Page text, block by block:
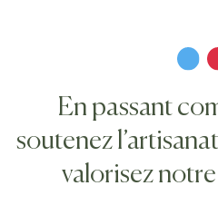
En passant
soutenez
valorisez